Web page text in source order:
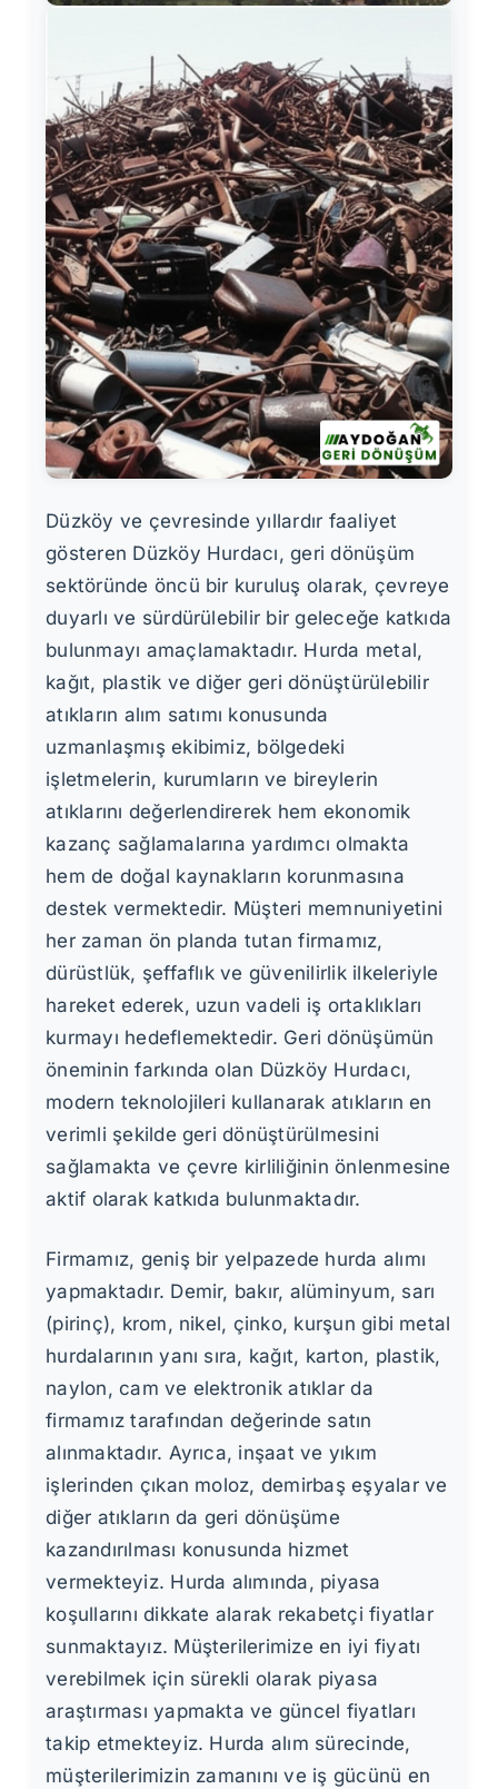
Düzköy ve çevresinde yıllardır faaliyet
gösteren Düzköy Hurdacı, geri dönüşüm
sektöründe öncü bir kuruluş olarak, çevreye
duyarlı ve sürdürülebilir bir geleceğe katkıda
bulunmayı amaçlamaktadır. Hurda metal,
kağıt, plastik ve diğer geri dönüştürülebilir
atıkların alım satımı konusunda
uzmanlaşmış ekibimiz, bölgedeki
işletmelerin, kurumların ve bireylerin
atıklarını değerlendirerek hem ekonomik
kazanç sağlamalarına yardımcı olmakta
hem de doğal kaynakların korunmasına
destek vermektedir. Müşteri memnuniyetini
her zaman ön planda tutan firmamız,
dürüstlük, şeffaflık ve güvenilirlik ilkeleriyle
hareket ederek, uzun vadeli iş ortaklıkları
kurmayı hedeflemektedir. Geri dönüşümün
öneminin farkında olan Düzköy Hurdacı,
modern teknolojileri kullanarak atıkların en
verimli şekilde geri dönüştürülmesini
sağlamakta ve çevre kirliliğinin önlenmesine
aktif olarak katkıda bulunmaktadır.
Firmamız, geniş bir yelpazede hurda alımı
yapmaktadır. Demir, bakır, alüminyum, sarı
(pirinç), krom, nikel, çinko, kurşun gibi metal
hurdalarının yanı sıra, kağıt, karton, plastik,
naylon, cam ve elektronik atıklar da
firmamız tarafından değerinde satın
alınmaktadır. Ayrıca, inşaat ve yıkım
işlerinden çıkan moloz, demirbaş eşyalar ve
diğer atıkların da geri dönüşüme
kazandırılması konusunda hizmet
vermekteyiz. Hurda alımında, piyasa
koşullarını dikkate alarak rekabetçi fiyatlar
sunmaktayız. Müşterilerimize en iyi fiyatı
verebilmek için sürekli olarak piyasa
araştırması yapmakta ve güncel fiyatları
takip etmekteyiz. Hurda alım sürecinde,
müşterilerimizin zamanını ve iş gücünü en